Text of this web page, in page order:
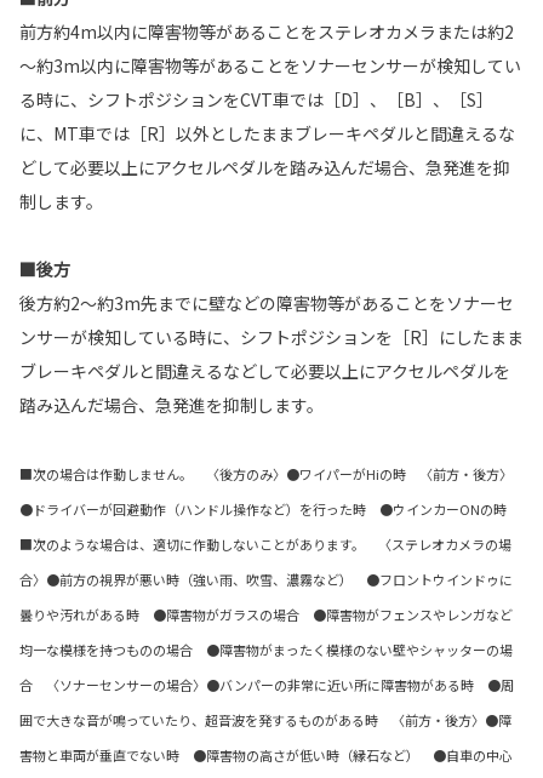
前方約4m以内に障害物等があることをステレオカメラまたは約2
～約3m以内に障害物等があることをソナーセンサーが検知してい
る時に、シフトポジションをCVT車では［D］、［B］、［S］
に、MT車では［R］以外としたままブレーキペダルと間違えるな
どして必要以上にアクセルペダルを踏み込んだ場合、急発進を抑
制します。
■後方
後方約2～約3m先までに壁などの障害物等があることをソナーセ
ンサーが検知している時に、シフトポジションを［R］にしたまま
ブレーキペダルと間違えるなどして必要以上にアクセルペダルを
踏み込んだ場合、急発進を抑制します。
■次の場合は作動しません。 〈後方のみ〉●ワイパーがHiの時 〈前方・後方〉
●ドライバーが回避動作（ハンドル操作など）を行った時 ●ウインカーONの時
■次のような場合は、適切に作動しないことがあります。 〈ステレオカメラの場
合〉●前方の視界が悪い時（強い雨、吹雪、濃霧など） ●フロントウインドゥに
曇りや汚れがある時 ●障害物がガラスの場合 ●障害物がフェンスやレンガなど
均一な模様を持つものの場合 ●障害物がまったく模様のない壁やシャッターの場
合 〈ソナーセンサーの場合〉●バンパーの非常に近い所に障害物がある時 ●周
囲で大きな音が鳴っていたり、超音波を発するものがある時 〈前方・後方〉●障
害物と車両が垂直でない時 ●障害物の高さが低い時（縁石など） ●自車の中心